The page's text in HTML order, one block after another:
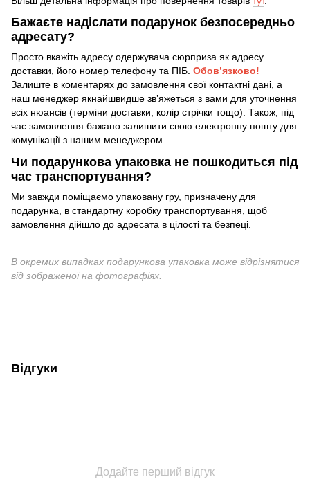
Бажаєте надіслати подарунок безпосередньо
адресату?
Просто вкажіть адресу одержувача сюрприза як адресу
доставки, його номер телефону та ПІБ. Обов’язково!
Залиште в коментарях до замовлення свої контактні дані, а
наш менеджер якнайшвидше зв’яжеться з вами для уточнення
всіх нюансів (терміни доставки, колір стрічки тощо). Також, під
час замовлення бажано залишити свою електронну пошту для
комунікації з нашим менеджером.
Чи подарункова упаковка не пошкодиться під
час транспортування?
Ми завжди поміщаємо упаковану гру, призначену для
подарунка, в стандартну коробку транспортування, щоб
замовлення дійшло до адресата в цілості та безпеці.
В окремих випадках подарункова упаковка може відрізнятися
від зображеної на фотографіях.
Відгуки
Додайте перший відгук